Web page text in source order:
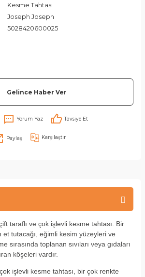
Kesme Tahtası
Joseph Joseph
5028420600025
Gelince Haber Ver
Yorum Yaz Tavsiye Et
Paylaş Karşılaştır
taraflı ve çok işlevli kesme tahtası. Bir
et tutacağı, eğimli kesim yüzeyleri ve
sırasında toplanan sıvıları veya gıdaları
köşeleri vardır.
işlevli kesme tahtası, bir çok renkte